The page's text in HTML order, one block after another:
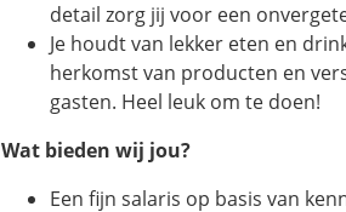
detail zorg jij voor een
Je houdt van lekker eten en
herkomst van producten en
gasten. Heel leuk om te doen!
Wat bieden wij jou?
Een fijn salaris op basis van